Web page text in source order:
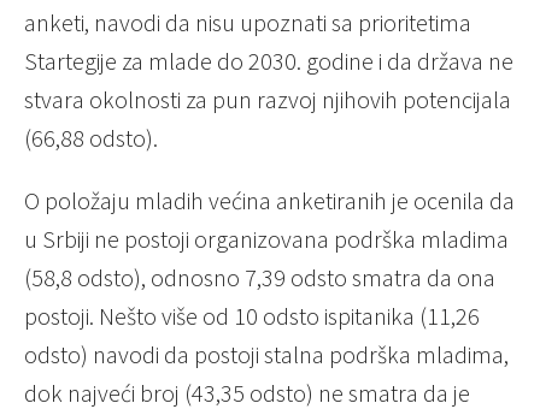
anketi, navodi da nisu upoznati sa prioritetima
Startegije za mlade do 2030. godine i da država ne
stvara okolnosti za pun razvoj njihovih potencijala
(66,88 odsto).
O položaju mladih većina anketiranih je ocenila da
u Srbiji ne postoji organizovana podrška mladima
(58,8 odsto), odnosno 7,39 odsto smatra da ona
postoji. Nešto više od 10 odsto ispitanika (11,26
odsto) navodi da postoji stalna podrška mladima,
dok najveći broj (43,35 odsto) ne smatra da je